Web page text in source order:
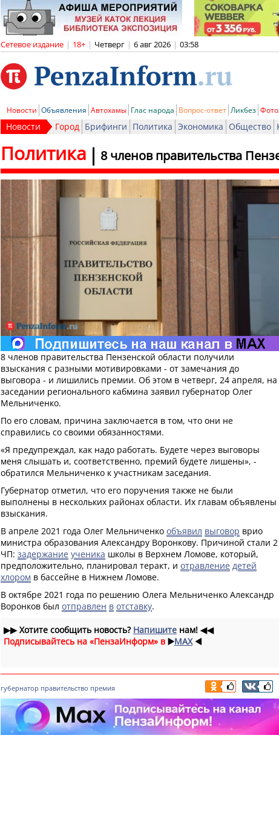
Сетевое издание | 18+ | Четверг | 6 авг 2026 | 03:58
Новости Объявления Автохамы Глас народа Вопрос-ответ Ликбез
Новости Город Брифинги Политика Экономика Общество
8 членов правительства
Политика
8 членов правительства Пензенской области получили
взыскания с разными мотивировками - от замечания до
выговора - и лишились премии. Об этом в четверг, 24 апреля, на
заседании регионального кабмина заявил губернатор Олег
Мельниченко.
По его словам, причина заключается в том, что они не
справились со своими обязанностями.
«Я предупреждал, как надо работать. Будете через выговоры
меня слышать и, соответственно, премий будете лишены», -
обратился Мельниченко к участникам заседания.
Губернатор отметил, что его поручения также не были
выполнены в нескольких районах области. Их главам объявлены
взыскания.
В апреле 2021 года Олег Мельниченко объявил выговор врио
министра образования Александру Воронкову. Причиной стали 2
ЧП: задержание ученика школы в Верхнем Ломове, который,
предположительно, планировал теракт, и отравление детей
хлором в бассейне в Нижнем Ломове.
В октябре 2021 года по решению Олега Мельниченко Александр
Воронков был отправлен в отставку.
▶▶Хотите сообщить новость? Напишите нам! ◀◀
Подписывайтесь на «ПензаИнформ» в ▶️MAX ◀️
губернатор правительство премия